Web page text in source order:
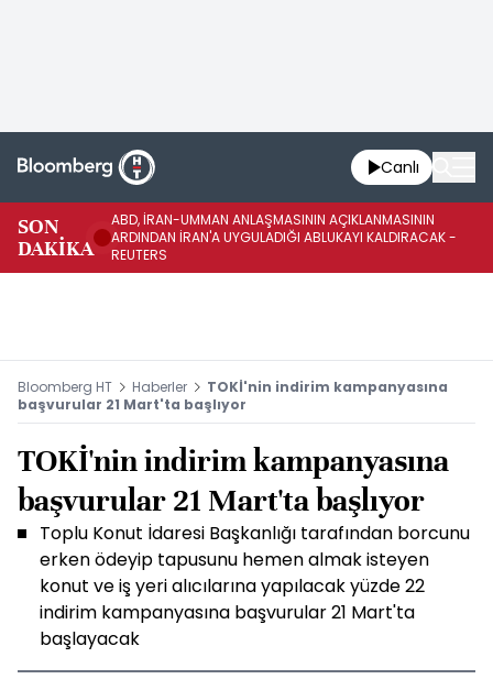
Canlı
SON
DAKİKA
ABD, İRAN-UMMAN ANLAŞMASININ AÇIKLANMASININ
ARDINDAN İRAN'A UYGULADIĞI ABLUKAYI KALDIRACAK -
REUTERS
Bloomberg HT Haberler
TOKİ'nin indirim kampanyasına
başvurular 21 Mart'ta başlıyor
TOKİ'nin indirim kampanyasına
başvurular 21 Mart'ta başlıyor
Toplu Konut İdaresi Başkanlığı tarafından borcunu
erken ödeyip tapusunu hemen almak isteyen
konut ve iş yeri alıcılarına yapılacak yüzde 22
indirim kampanyasına başvurular 21 Mart'ta
başlayacak